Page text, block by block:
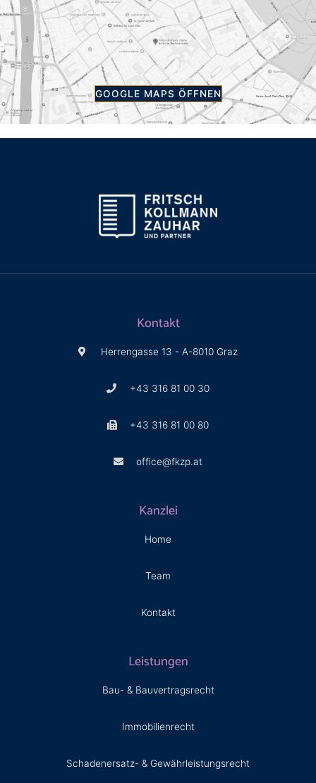
GOOGLE MAPS ÖFFNEN
Kontakt
Herrengasse 13 - A-8010 Graz
+43 316 81 00 30
+43 316 81 00 80
office@fkzp.at
Kanzlei
Home
Team
Kontakt
Leistungen
Bau- & Bauvertragsrecht
Immobilienrecht
Schadenersatz- & Gewährleistungsrecht